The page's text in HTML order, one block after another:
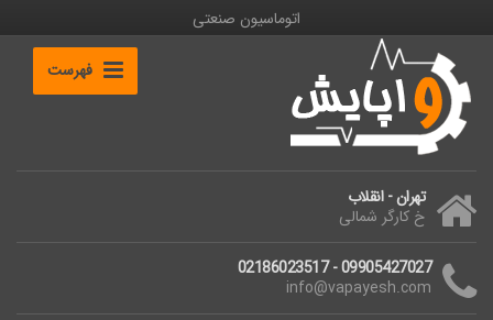
اتوماسیون صنعتی
فهرست
تهران - انقلاب
خ کارگر شمالی
09905427027 - 02186023517
info@vapayesh.com